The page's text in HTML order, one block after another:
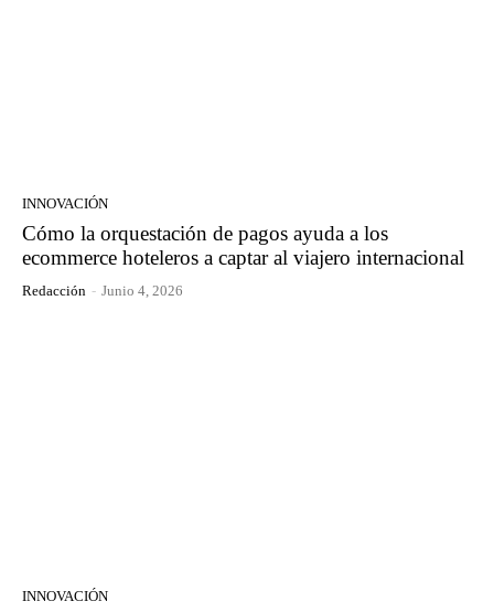
INNOVACIÓN
Cómo la orquestación de pagos ayuda a los
ecommerce hoteleros a captar al viajero internacional
Redacción - Junio 4, 2026
INNOVACIÓN